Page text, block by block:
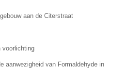
aan de Citerstraat
voorlichting
aanwezigheid van Formaldehyde in